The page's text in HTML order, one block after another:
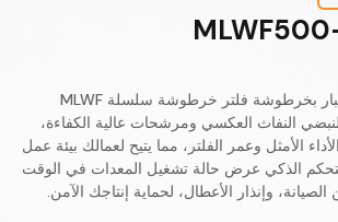
تم تجهيز مجمعات الغبار بخرطوشة فلتر خرطوشة سلسلة MLWF
النفاث العكسي ومرشحات عالية الكفاءة،
الأمثل وعمر الفلتر، مما يتيح لعمالك بيئة عمل
الذكي عرض حالة تشغيل المعدات في الوقت
وإنذار الأعطال، لحماية إنتاجك الآمن.